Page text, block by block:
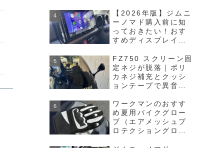
【2026年版】ジムニ
ーノマド購入前に知
っておきたい！おす
すめディスプレイオ
FZ750 スクリーン固
定ネジが脱落｜ポリ
カネジ補充とクッシ
ョンテープで異音対
ワークマンのおすす
め夏用バイクグロー
ブ（エアメッシュプ
ロテクショングロー